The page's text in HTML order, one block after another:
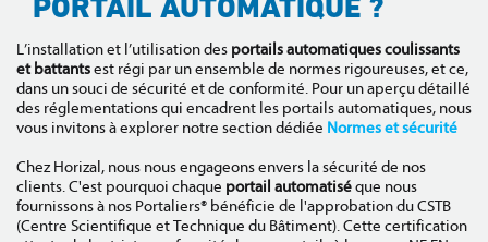
L’installation et l’utilisation des portails automatiquescoulissants
et battantsest régi par un ensemble de normes rigoureuses, et ce,
dans un souci de sécurité et de conformité. Pour un aperçu détaillé
des réglementations qui encadrent les portails automatiques, nous
vous invitons à explorer notre section dédiée Normes et sécurité
Chez Horizal, nous nous engageons envers la sécurité de nos
clients. C'est pourquoi chaque portail automatiséque nous
fournissons à nos Portaliers® bénéficie de l'approbation du CSTB
(Centre Scientifique et Technique du Bâtiment). Cette certification